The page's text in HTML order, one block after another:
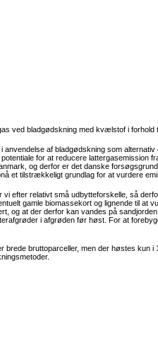
ved bladgødskning med kvælstof i
anvendelse af bladgødskning som
for at reducere lattergasemission
og derfor er det danske
et tilstrækkeligt grundlag for at vurdere
vi efter relativt små udbytteforskelle, så
gamle biomassekort og lignende til
og at der derfor kan vandes på
i afgrøden før høst. For at
brede bruttoparceller, men der høstes kun